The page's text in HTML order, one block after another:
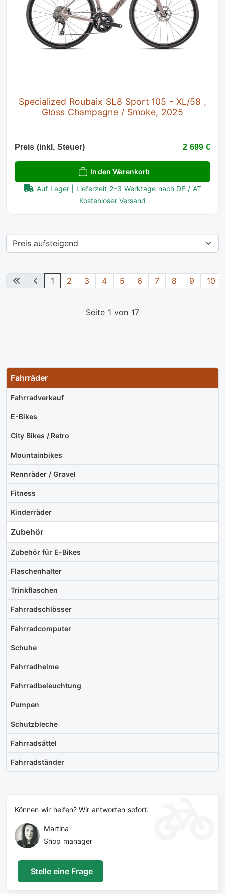
Fahrräder
Fahrradverkauf
E-Bikes
City Bikes / Retro
Mountainbikes
Rennräder / Gravel
Fitness
Kinderräder
Zubehör
Zubehör für E-Bikes
Flaschenhalter
Trinkflaschen
Fahrradschlösser
Fahrradcomputer
Schuhe
Fahrradhelme
Fahrradbeleuchtung
Pumpen
Schutzbleche
Fahrradsättel
Fahrradständer
Können wir helfen? Wir antworten sofort.
Martina
Shop manager
Stelle eine Frage
Specialized Roubaix SL8 Sport 105 - XL/58 ,
Gloss Champagne / Smoke, 2025
Preis (inkl. Steuer) 2 699 €
In den Warenkorb
Auf Lager | Lieferzeit 2–3 Werktage nach DE / AT
Kostenloser Versand
1 2 3 4 5 6 7 8 9 10
Seite 1 von 17